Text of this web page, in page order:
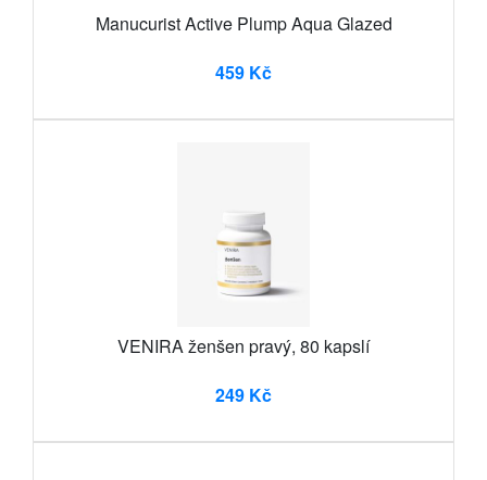
Manucurist Active Plump Aqua Glazed
459 Kč
VENIRA ženšen pravý, 80 kapslí
249 Kč